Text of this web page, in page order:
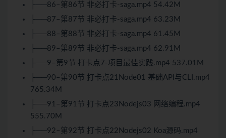
├──86–第86节 非必打卡-saga.mp4 54.42M
├──87–第87节 非必打卡-saga.mp4 63.23M
├──88–第88节 非必打卡-saga.mp4 61.45M
├──89–第89节 非必打卡-saga.mp4 62.91M
├──9–第9节 打卡点7-项目最佳实践.mp4 537.01M
├──90–第90节 打卡点21Node01 基础API与CLI.mp4
765.34M
├──91–第91节 打卡点23Nodejs03 网络编程.mp4
555.70M
├──92–第92节 打卡点22Nodejs02 Koa源码.mp4